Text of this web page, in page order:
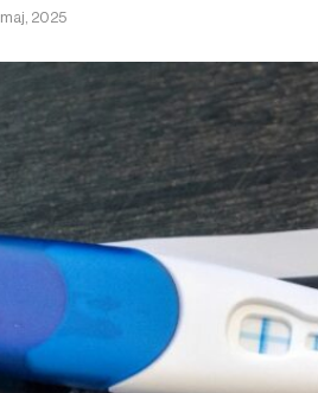
2025